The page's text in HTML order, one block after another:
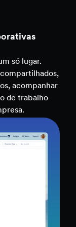
só lugar.
acompanhar
de trabalho